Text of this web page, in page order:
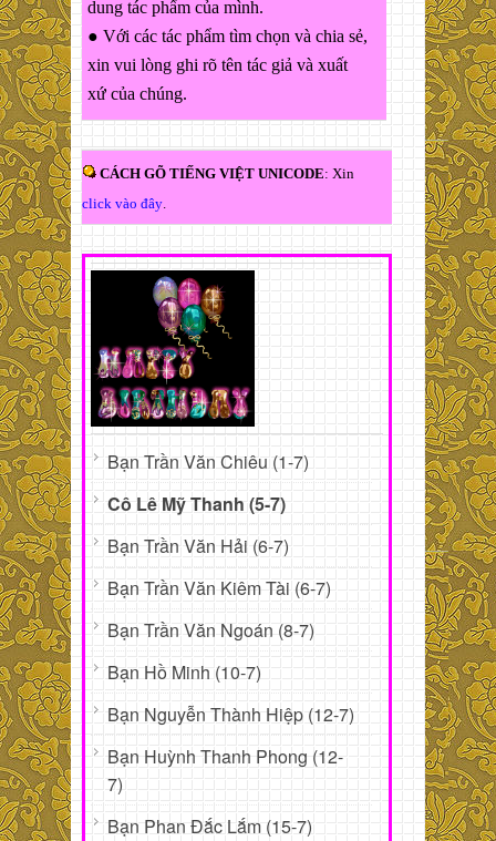
dung tác phẩm của mình.
● Với các tác phẩm tìm chọn và chia sẻ,
xin vui lòng ghi rõ tên tác giả và xuất
xứ của chúng.
CÁCH GÕ TIẾNG VIỆT UNICODE: Xin
click vào đây.
Bạn Trần Văn Chiêu (1-7)
Cô Lê Mỹ Thanh (5-7)
Bạn Trần Văn Hải (6-7)
Bạn Trần Văn Kiêm Tài (6-7)
Bạn Trần Văn Ngoán (8-7)
Bạn Hồ Minh (10-7)
Bạn Nguyễn Thành Hiệp (12-7)
Bạn Huỳnh Thanh Phong (12-
7)
Bạn Phan Đắc Lắm (15-7)